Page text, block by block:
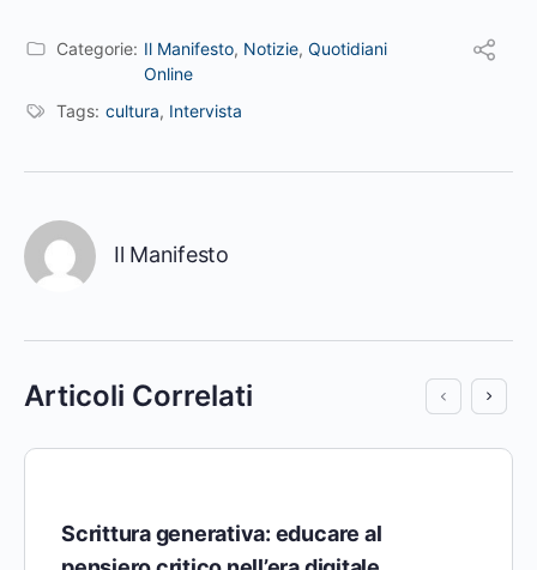
Categorie: Il Manifesto, Notizie, Quotidiani
Online
Tags: cultura, Intervista
Il Manifesto
Articoli Correlati
Scrittura generativa: educare al